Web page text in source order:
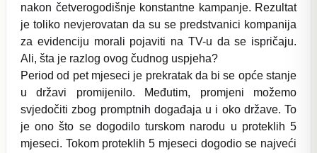
nakon četverogodišnje konstantne kampanje. Rezultat
je toliko nevjerovatan da su se predstvanici kompanija
za evidenciju morali pojaviti na TV-u da se ispričaju.
Ali, šta je razlog ovog čudnog uspjeha?
Period od pet mjeseci je prekratak da bi se opće stanje
u državi promijenilo. Međutim, promjeni možemo
svjedočiti zbog promptnih događaja u i oko države. To
je ono što se dogodilo turskom narodu u proteklih 5
mjeseci. Tokom proteklih 5 mjeseci dogodio se najveći